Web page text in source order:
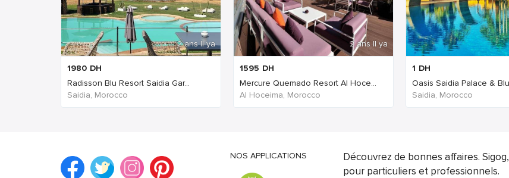
2 ans Il ya
1980 DH
Radisson Blu Resort Saidia Gar...
Saidia, Morocco
2 ans Il ya
1595 DH
Mercure Quemado Resort Al Hoce...
Al Hoceima, Morocco
1 DH
Oasis Saidia Palace &
Saidia, Morocco
NOS APPLICATIONS
Découvrez de bonnes affaires.
pour particuliers et professionnels.